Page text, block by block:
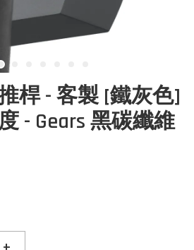
桿 - 客製 [鐵灰色]
- Gears 黑碳纖維